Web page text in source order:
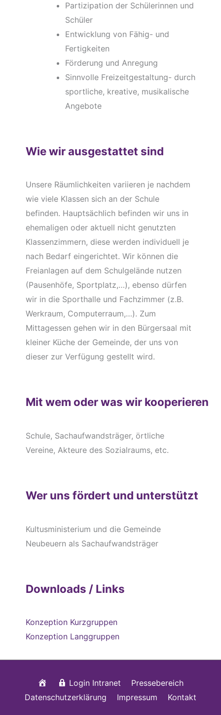
Partizipation der Schülerinnen und
Schüler
Entwicklung von Fähig- und
Fertigkeiten
Förderung und Anregung
Sinnvolle Freizeitgestaltung- durch
sportliche, kreative, musikalische
Angebote
Wie wir ausgestattet sind
Unsere Räumlichkeiten variieren je nachdem
wie viele Klassen sich an der Schule
befinden. Hauptsächlich befinden wir uns in
ehemaligen oder aktuell nicht genutzten
Klassenzimmern, diese werden individuell je
nach Bedarf eingerichtet. Wir können die
Freianlagen auf dem Schulgelände nutzen
(Pausenhöfe, Sportplatz,…), ebenso dürfen
wir in die Sporthalle und Fachzimmer (z.B.
Werkraum, Computerraum,…). Zum
Mittagessen gehen wir in den Bürgersaal mit
kleiner Küche der Gemeinde, der uns von
dieser zur Verfügung gestellt wird.
Mit wem oder was wir kooperieren
Schule, Sachaufwandsträger, örtliche
Vereine, Akteure des Sozialraums, etc.
Wer uns fördert und unterstützt
Kultusministerium und die Gemeinde
Neubeuern als Sachaufwandsträger
Downloads / Links
Konzeption Kurzgruppen
Konzeption Langgruppen
StartseiteLogin Intranet
Pressebereich
Datenschutzerklärung
Impressum Kontakt